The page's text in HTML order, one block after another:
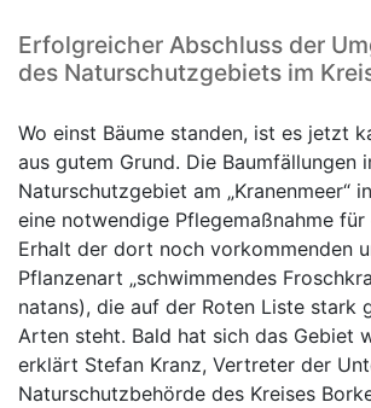
Erfolgreicher Abschluss der
des Naturschutzgebiets im
Wo einst Bäume standen, ist es jetzt
aus gutem Grund. Die Baumfällungen
Naturschutzgebiet am „Kranenmeer“
eine notwendige Pflegemaßnahme
Erhalt der dort noch vorkommenden
Pflanzenart „schwimmendes
natans), die auf der Roten Liste stark
Arten steht. Bald hat sich das Gebiet
erklärt Stefan Kranz, Vertreter der
Naturschutzbehörde des Kreises